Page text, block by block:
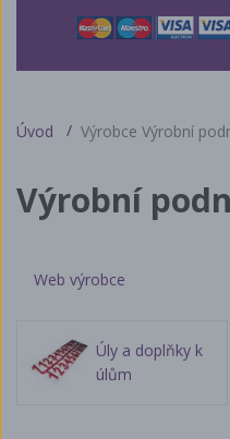
Úvod Výrobce Výrobní
Výrobní
Web výrobce
Úly a doplňky k
úlům